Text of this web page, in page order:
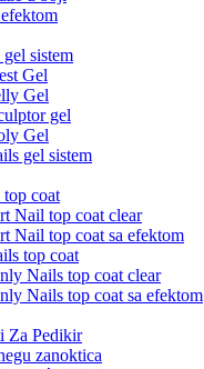
sistem
Gel
Gel
gel
Gel
gel sistem
coat
Nail top coat clear
Nail top coat sa efektom
top coat
Nails top coat clear
Nails top coat sa efektom
Za Pedikir
zanoktica